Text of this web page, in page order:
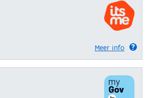
Meer info